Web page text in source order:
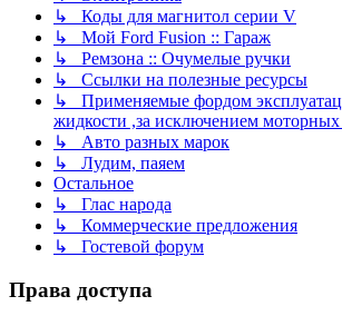
↳ Коды для магнитол серии V
↳ Мой Ford Fusion :: Гараж
↳ Ремзона :: Очумелые ручки
↳ Ссылки на полезные ресурсы
↳ Применяемые фордом
жидкости ,за исключением моторных
↳ Авто разных марок
↳ Лудим, паяем
Остальное
↳ Глас народа
↳ Коммерческие предложения
↳ Гостевой форум
Права доступа